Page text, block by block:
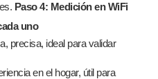
Paso 4: Medición en WiFi
uno
precisa, ideal para validar
en el hogar, útil para